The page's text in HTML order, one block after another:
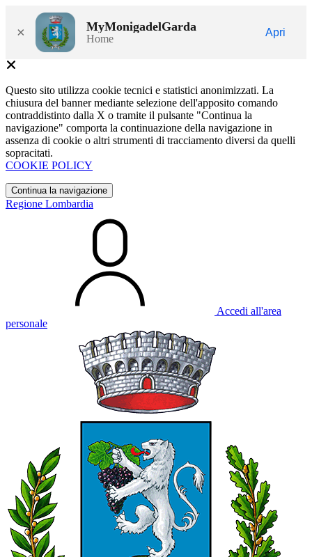
× MyMonigadelGarda
Home
Apri
Questo sito utilizza cookie tecnici e statistici anonimizzati. La
chiusura del banner mediante selezione dell'apposito comando
contraddistinto dalla X o tramite il pulsante "Continua la
navigazione" comporta la continuazione della navigazione in
assenza di cookie o altri strumenti di tracciamento diversi da quelli
sopracitati.
COOKIE POLICY
Continua la navigazione
Regione Lombardia
Accedi all'area
personale